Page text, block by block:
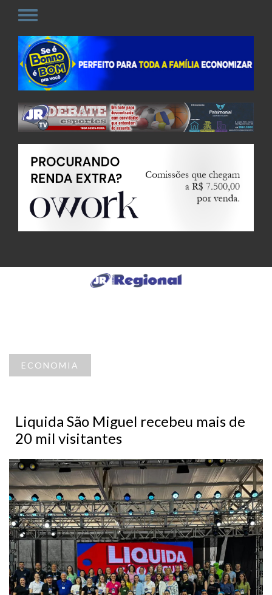
ECONOMIA
Liquida São Miguel recebeu mais de
20 mil visitantes